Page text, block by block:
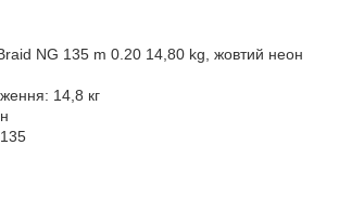
NG 135 m 0.20 14,80 kg, жовтий неон
14,8 кг